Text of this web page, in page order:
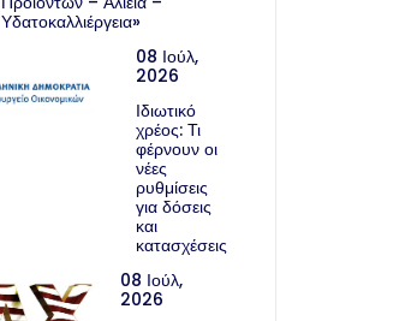
Υδατοκαλλιέργεια»
08 Ιούλ,
2026
Ιδιωτικό
χρέος: Τι
φέρνουν οι
νέες
ρυθμίσεις
για δόσεις
και
κατασχέσεις
08 Ιούλ,
2026